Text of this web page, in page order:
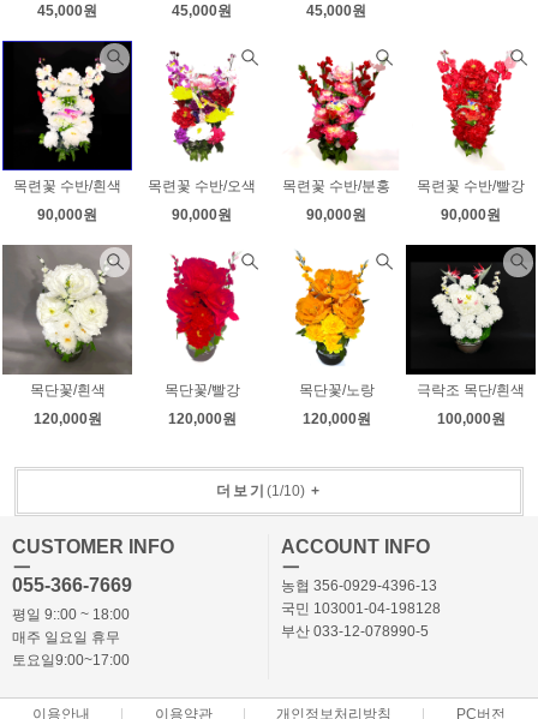
45,000원
45,000원
45,000원
목련꽃 수반/흰색
90,000원
목련꽃 수반/오색
90,000원
목련꽃 수반/분홍
90,000원
목련꽃 수반/빨강
90,000원
목단꽃/흰색
120,000원
목단꽃/빨강
120,000원
목단꽃/노랑
120,000원
극락조 목단/흰색
100,000원
더보기 (1 /10) +
CUSTOMER INFO
ㅡ
055-366-7669
평일 9::00 ~ 18:00
매주 일요일 휴무
토요일9:00~17:00
ACCOUNT INFO
ㅡ
농협 356-0929-4396-13
국민 103001-04-198128
부산 033-12-078990-5
이용안내 이용약관 개인정보처리방침 PC버전